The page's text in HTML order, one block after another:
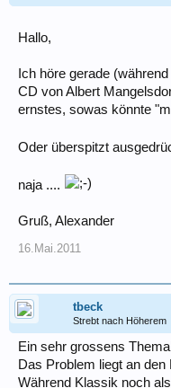
Hallo,
Ich höre gerade
CD von Albert
ernstes, sowas könnte
Oder überspitzt
naja ....
Gruß, Alexander
16.Mai.2011
tbeck
Strebt nach Höherem
Ein sehr grossens
Das Problem liegt an den
Während Klassik noch